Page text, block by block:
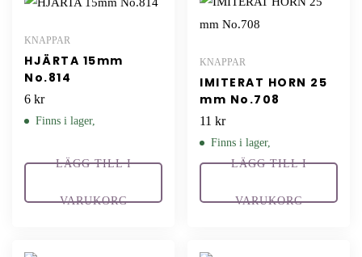
KNAPPAR
HJÄRTA 15mm
No.814
6 kr
Finns i lager,
LÄGG TILL I
VARUKORG
KNAPPAR
IMITERAT HORN 25
mm No.708
11 kr
Finns i lager,
LÄGG TILL I
VARUKORG